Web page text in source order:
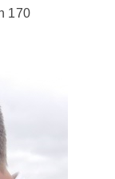
170